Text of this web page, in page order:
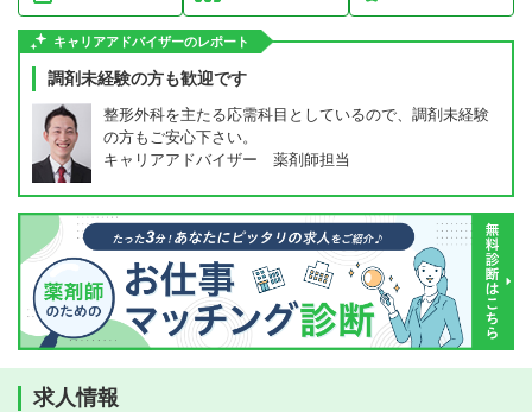
キャリアアドバイザーのレポート
調剤未経験の方も歓迎です
整形外科を主たる応需科目としているので、調剤未経験
の方もご安心下さい。
キャリアアドバイザー 薬剤師担当
求人情報